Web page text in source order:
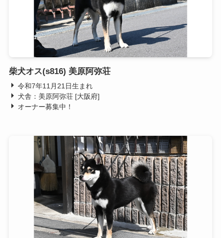
柴犬オス(s816) 美原阿弥荘
令和7年11月21日生まれ
犬舎：美原阿弥荘 [大阪府]
オーナー募集中！